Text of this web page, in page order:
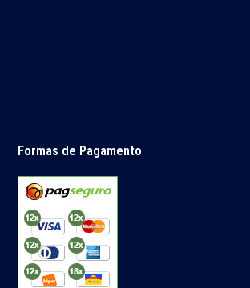
Formas de Pagamento